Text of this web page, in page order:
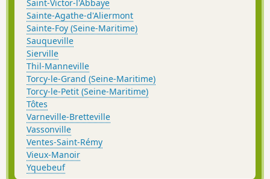
Saint-Victor-l'Abbaye
Sainte-Agathe-d'Aliermont
Sainte-Foy (Seine-Maritime)
Sauqueville
Sierville
Thil-Manneville
Torcy-le-Grand (Seine-Maritime)
Torcy-le-Petit (Seine-Maritime)
Tôtes
Varneville-Bretteville
Vassonville
Ventes-Saint-Rémy
Vieux-Manoir
Yquebeuf